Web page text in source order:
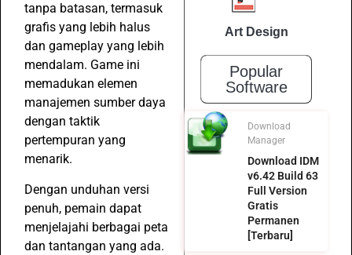
tanpa batasan, termasuk
grafis yang lebih halus
dan gameplay yang lebih
mendalam. Game ini
memadukan elemen
manajemen sumber daya
dengan taktik
pertempuran yang
menarik.
Dengan unduhan versi
penuh, pemain dapat
menjelajahi berbagai peta
dan tantangan yang ada.
Art Design
Popular
Software
Download
Manager
Download IDM
v6.42 Build 63
Full Version
Gratis
Permanen
[Terbaru]